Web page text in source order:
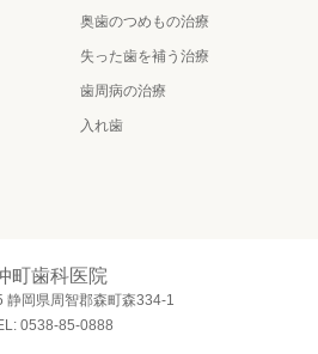
奥歯のつめもの治療
失った歯を補う治療
歯周病の治療
入れ歯
町歯科医院
静岡県周智郡森町森334-1
0538-85-0888